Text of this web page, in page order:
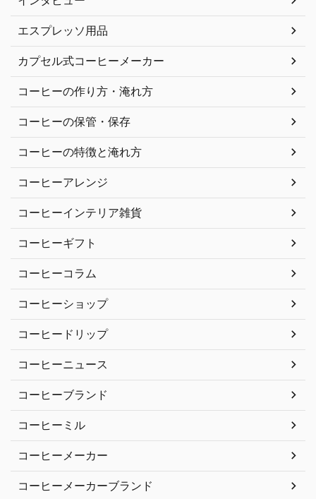
エスプレッソ用品
カプセル式コーヒーメーカー
コーヒーの作り方・淹れ方
コーヒーの保管・保存
コーヒーの特徴と淹れ方
コーヒーアレンジ
コーヒーインテリア雑貨
コーヒーギフト
コーヒーコラム
コーヒーショップ
コーヒードリップ
コーヒーニュース
コーヒーブランド
コーヒーミル
コーヒーメーカー
コーヒーメーカーブランド